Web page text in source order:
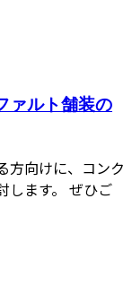
ァルト舗装の
方向けに、コンク
します。 ぜひご